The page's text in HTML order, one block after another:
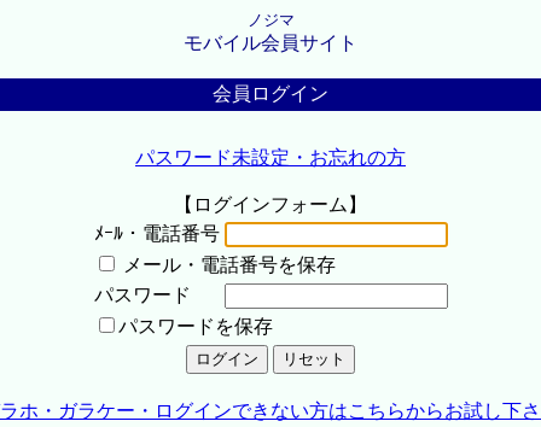
ノジマ
モバイル会員サイト
会員ログイン
パスワード未設定・お忘れの方
【ログインフォーム】
ﾒｰﾙ・電話番号
メール・電話番号を保存
パスワード
パスワードを保存
ホ・ガラケー・ログインできない方はこちらからお試し下